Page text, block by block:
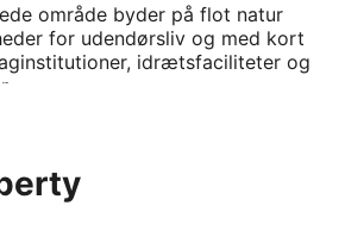
område byder på flot natur
for udendørsliv og med kort
idrætsfaciliteter og
trappen op til den store
lille altan og udsigt fra